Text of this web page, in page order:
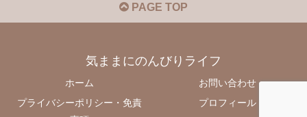
PAGE TOP
気ままにのんびりライフ
ホーム
お問い合わせ
プライバシーポリシー・免責
プロフィール